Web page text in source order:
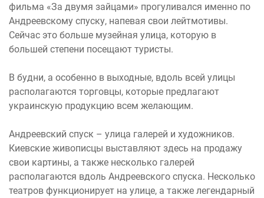
фильма «За двумя зайцами» прогуливался именно по
Андреевскому спуску, напевая свои лейтмотивы.
Сейчас это больше музейная улица, которую в
большей степени посещают туристы.
В будни, а особенно в выходные, вдоль всей улицы
располагаются торговцы, которые предлагают
украинскую продукцию всем желающим.
Андреевский спуск – улица галерей и художников.
Киевские живописцы выставляют здесь на продажу
свои картины, а также несколько галерей
располагаются вдоль Андреевского спуска. Несколько
театров функционирует на улице, а также легендарный